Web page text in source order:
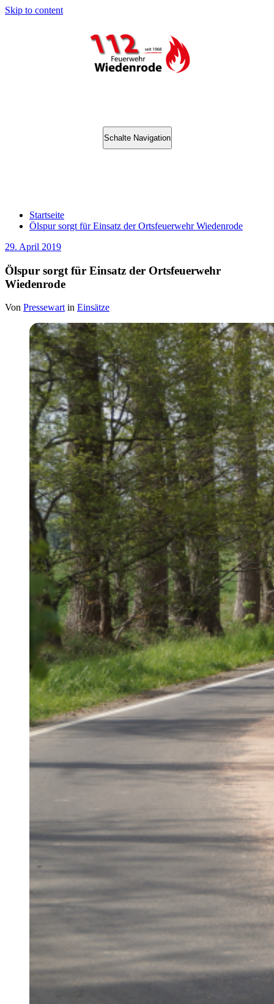
Skip to content
Schalte Navigation
Startseite
Ölspur sorgt für Einsatz der Ortsfeuerwehr Wiedenrode
29. April 2019
Ölspur sorgt für Einsatz der Ortsfeuerwehr
Wiedenrode
Von Pressewart in Einsätze